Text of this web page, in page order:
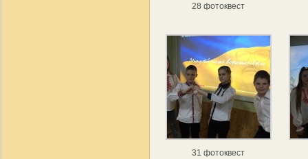
28 фотоквест
31 фотоквест